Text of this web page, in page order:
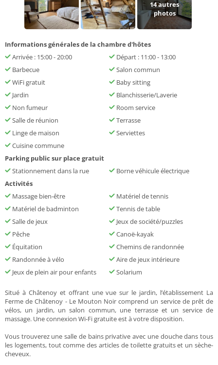
14autres
photos
Informations générales de la chambre d'hôtes
Arrivée : 15:00 - 20:00
Départ : 11:00 - 13:00
Barbecue
Salon commun
WiFi gratuit
Baby sitting
Jardin
Blanchisserie/Laverie
Non fumeur
Room service
Salle de réunion
Terrasse
Linge de maison
Serviettes
Cuisine commune
Parking public sur place gratuit
Stationnement dans la rue
Borne véhicule électrique
Activités
Massage bien-être
Matériel de tennis
Matériel de badminton
Tennis de table
Salle de jeux
Jeux de société/puzzles
Pêche
Canoë-kayak
Équitation
Chemins de randonnée
Randonnée à vélo
Aire de jeux intérieure
Jeux de plein air pour enfants
Solarium
Situé à Châtenoy et offrant une vue sur le jardin, l’établissement La
Ferme de Châtenoy - Le Mouton Noir comprend un service de prêt de
vélos, un jardin, un salon commun, une terrasse et un service de
massage. Une connexion Wi-Fi gratuite est à votre disposition.
Vous trouverez une salle de bains privative avec une douche dans tous
les logements, tout comme des articles de toilette gratuits et un sèche-
cheveux.